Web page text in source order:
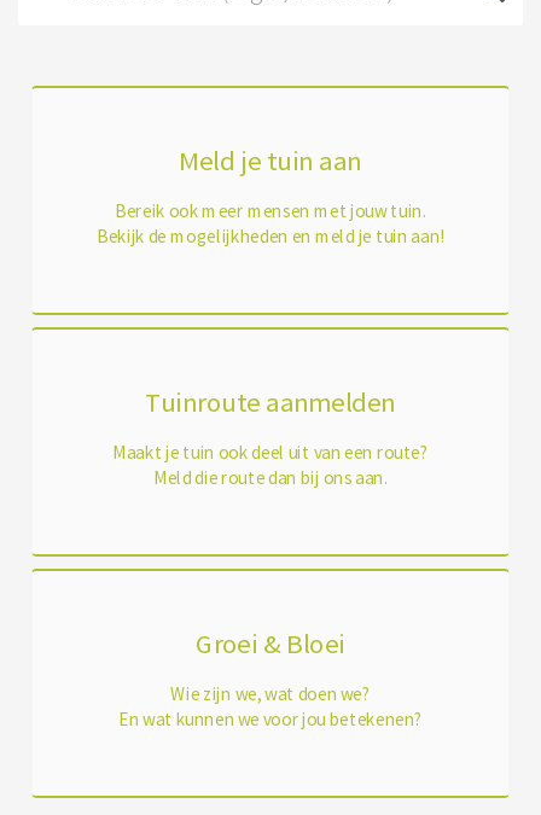
Meld je tuin aan
Bereik ook meer mensen met jouw tuin.
Bekijk de mogelijkheden en meld je tuin aan!
Tuinroute aanmelden
Maakt je tuin ook deel uit van een route?
Meld die route dan bij ons aan.
Groei & Bloei
Wie zijn we, wat doen we?
En wat kunnen we voor jou betekenen?